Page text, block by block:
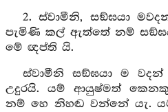
2. ස්වාමීනි, සඞ්ඝයා
පැමිණි කල් ඇත්තේ නම්
මේ ඥප්ති යි.
ස්වාමීනි සඞ්ඝයා ම වදන්
උදුරයි. යම් ආයුෂ්මත්
නම් හෙ නිහඬ වන්නේ යැ.